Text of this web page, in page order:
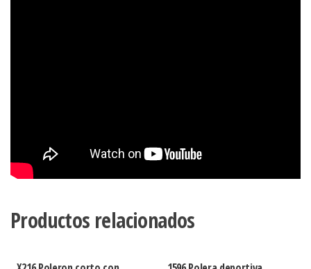
Productos relacionados